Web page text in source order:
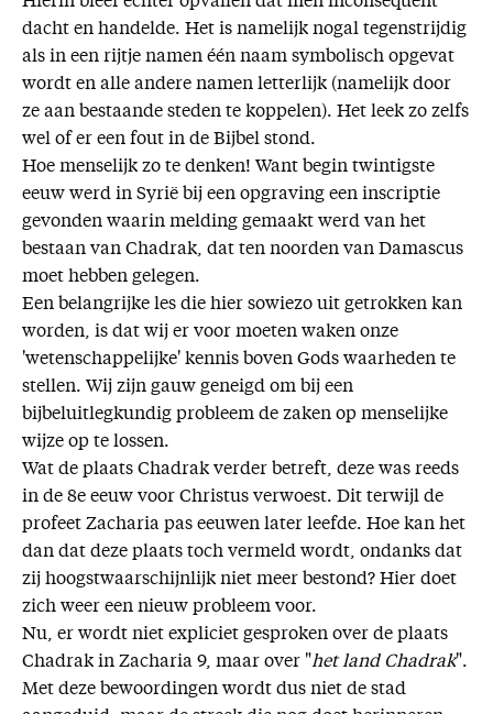
dacht en handelde. Het is namelijk nogal tegenstrijdig
als in een rijtje namen één naam symbolisch opgevat
wordt en alle andere namen letterlijk (namelijk door
ze aan bestaande steden te koppelen). Het leek zo zelfs
wel of er een fout in de Bijbel stond.
Hoe menselijk zo te denken! Want begin twintigste
eeuw werd in Syrië bij een opgraving een inscriptie
gevonden waarin melding gemaakt werd van het
bestaan van Chadrak, dat ten noorden van Damascus
moet hebben gelegen.
Een belangrijke les die hier sowiezo uit getrokken kan
worden, is dat wij er voor moeten waken onze
'wetenschappelijke' kennis boven Gods waarheden te
stellen. Wij zijn gauw geneigd om bij een
bijbeluitlegkundig probleem de zaken op menselijke
wijze op te lossen.
Wat de plaats Chadrak verder betreft, deze was reeds
in de 8e eeuw voor Christus verwoest. Dit terwijl de
profeet Zacharia pas eeuwen later leefde. Hoe kan het
dan dat deze plaats toch vermeld wordt, ondanks dat
zij hoogstwaarschijnlijk niet meer bestond? Hier doet
zich weer een nieuw probleem voor.
Nu, er wordt niet expliciet gesproken over de plaats
Chadrak in Zacharia 9, maar over "het land Chadrak".
Met deze bewoordingen wordt dus niet de stad